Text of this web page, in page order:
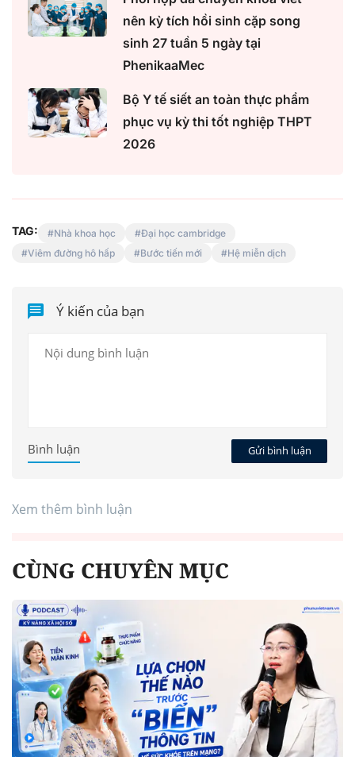
nên kỳ tích hồi sinh cặp song
sinh 27 tuần 5 ngày tại
PhenikaaMec
Bộ Y tế siết an toàn thực phẩm
phục vụ kỳ thi tốt nghiệp THPT
2026
TAG: Nhà khoa học
Đại học cambridge
Viêm đường hô hấp
Bước tiến mới Hệ miễn dịch
Ý kiến của bạn
Gửi bình luận
Bình luận
Xem thêm bình luận
CÙNG CHUYÊN MỤC